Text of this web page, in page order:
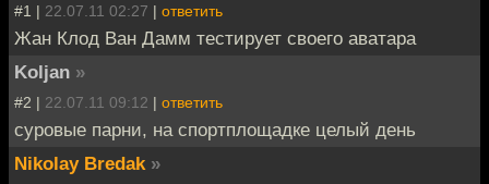
#1 | 22.07.11 02:27 | ответить
Жан Клод Ван Дамм тестирует своего аватара
Koljan »
#2 | 22.07.11 09:12 | ответить
суровые парни, на спортплощадке целый день
Nikolay Bredak »